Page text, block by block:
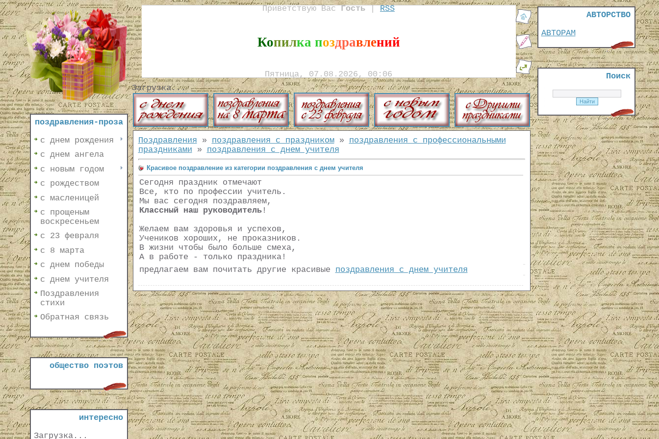
поздравления-проза
с днем рождения
с днем ангела
с новым годом
с рождеством
с масленицей
с прощеным
воскресеньем
с 23 февраля
с 8 марта
с днем победы
с днем учителя
Поздравления
стихи
Обратная связь
общество поэтов
интересно
Загрузка...
Приветствую Вас Гость|RSS
Копилка поздравлений
Пятница, 07.08.2026, 00:06
Загрузка...
Поздравления » поздравления с праздником» поздравления с профессиональными
праздниками » поздравления с днем учителя
Красивое поздравление из категории поздравления с днем учителя
Сегодня праздник отмечают
Все, кто по профессии учитель.
Мы вас сегодня поздравляем,
Классный наш руководитель!
Желаем вам здоровья и успехов,
Учеников хороших, не проказников.
В жизни чтобы было больше смеха,
А в работе - только праздника!
предлагаем вам почитать другие красивые поздравления с днем учителя
АВТОРСТВО
АВТОРАМ
Поиск